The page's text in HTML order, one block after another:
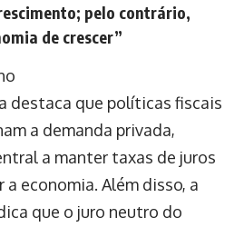
pelo contrário,
de crescer”
destaca que políticas fiscais
a demanda privada,
a manter taxas de juros
economia. Além disso, a
que o juro neutro do